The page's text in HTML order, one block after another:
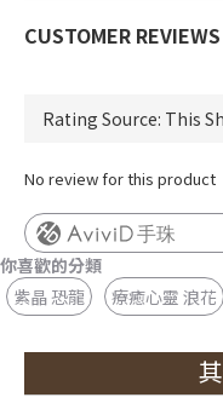
CUSTOMER REVIEWS
No review for this product
手珠
你喜歡的分類
紫晶 恐龍
療癒心靈 浪花